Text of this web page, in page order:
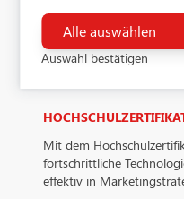
ermöglichen.
Dies ist ein Tag-
Manager können
eingebunden
Aktivitäten
wird.Verarbeitendes
Nachfolgend finden
Alle auswählen
Auswahl bestätigen
DATA-
Mit dem
fortschrittliche
effektiv in